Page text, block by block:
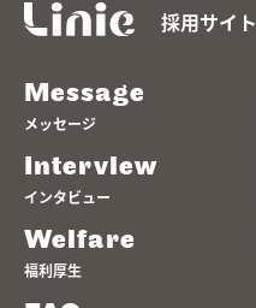
採用サイト
Message
メッセージ
Interview
インタビュー
Welfare
福利厚生